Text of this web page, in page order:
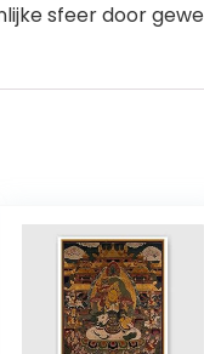
sfeer door